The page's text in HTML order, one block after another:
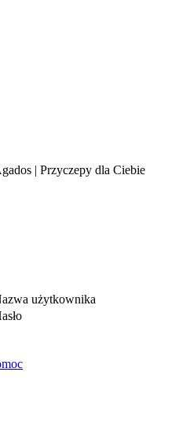
| Przyczepy dla Ciebie
użytkownika